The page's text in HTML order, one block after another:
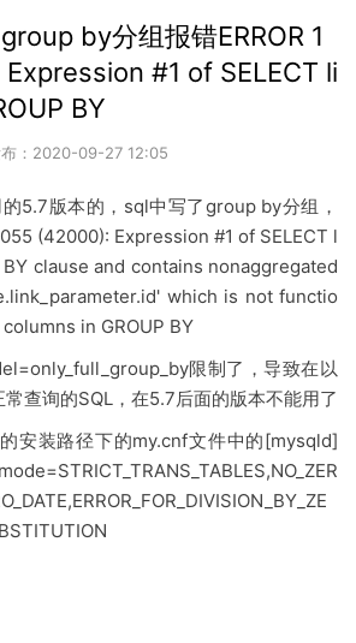
by分组报错ERROR 1
#1 of SELECT li
BY
：2020-09-27 12:05
5.7版本的，sql中写了group by分组，
(42000): Expression #1 of SELECT l
clause and contains nonaggregated
which is not functio
in GROUP BY
限制了，导致在以
查询的SQL，在5.7后面的版本不能用了
安装路径下的my.cnf文件中的[mysqld]